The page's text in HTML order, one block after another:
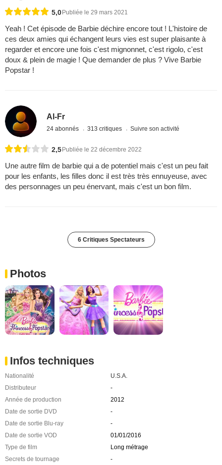
5,0Publiée le 29 mars 2021
Yeah ! Cet épisode de Barbie déchire encore tout ! L'histoire de
ces deux amies qui échangent leurs vies est super plaisante à
regarder et encore une fois c'est mignonnet, c'est rigolo, c'est
doux & plein de magie ! Que demander de plus ? Vive Barbie
Popstar !
Al-Fr
24 abonnés 313 critiques Suivre son activité
2,5 Publiée le 22 décembre 2022
Une autre film de barbie qui a de potentiel mais c'est un peu fait
pour les enfants, les filles donc il est très très ennuyeuse, avec
des personnages un peu énervant, mais c'est un bon film.
6 Critiques Spectateurs
Photos
Infos techniques
Nationalité
U.S.A.
Distributeur
-
Année de production
2012
Date de sortie DVD
-
Date de sortie Blu-ray
-
Date de sortie VOD
01/01/2016
Type de film
Long métrage
Secrets de tournage
-